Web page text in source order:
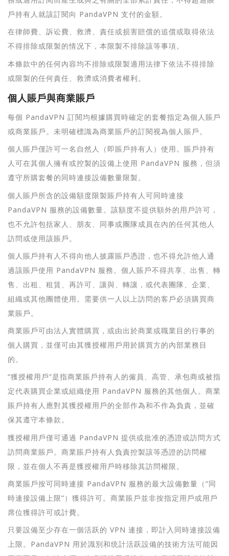
戶持有人就該訂閱向 PandaVPN 支付的金額。
在律師費、訴讼費、救濟、責任或损害賠償的追償或取得依法
不得排除或限製的情况下，本限製不排除該等事項。
本條款中的任何內容均不排除或限製適用法律下依法不得排除
或限製的任何責任、救濟或消費者權利。
個人賬戶與商業賬戶
每個 PandaVPN 訂閱均根據購買時確定的套餐指定為個人賬戶
或商業賬戶。未明確標識為商業賬戶的訂閱视為個人賬戶。
個人賬戶僅許可一名自然人（即賬戶持有人）使用。賬戶持有
人可在其個人擁有或控製的設備上使用 PandaVPN 服務，但須
遵守所購套餐的同時連接設備數量限製。
個人賬戶所含的設備額度限製賬戶持有人可同時連接
PandaVPN 服務的設備數量。該額度不提供額外的用戶許可，
也不允許包括家人、朋友、同事或團隊成員在內的任何其他人
訪問或使用該賬戶。
個人賬戶持有人不得向他人披露賬戶憑證，也不得允許他人通
過該賬戶使用 PandaVPN 服務。個人賬戶不得共享、出售、轉
售、出租、租賃、再許可、讓與、轉讓，或代表團隊、企業、
組織或其他團體使用。需要供一人以上訪問的客戶必須購買商
業賬戶。
商業賬戶可由法人實體購買，或由出於商業或職業目的行事的
個人購買，並僅可由其獲授權用戶用於購買方的內部業務目
的。
“獲授權用戶”是指商業賬戶持有人的僱員、高管、承包商或被指
定代表購買企業或組織使用 PandaVPN 服務的其他個人。商業
賬戶持有人應對其獲授權用戶的全部作為和不作為負責，並確
保其遵守本條款。
獲授權用戶僅可通過 PandaVPN 提供或批准的憑證或訪問方式
訪問商業賬戶。商業賬戶持有人負責控製該等憑證的訪問權
限，並在個人不再是獲授權用戶時移除其訪問權限。
商業賬戶按可同時連接 PandaVPN 服務的最大設備數量（“同
時連接設備上限”）獲得許可。商業賬戶並非按指定用戶或用戶
席位獲得許可或計費。
只要設備至少存在一個活跃的 VPN 連接，即計入同時連接設備
上限。PandaVPN 用於識別和统計活跃設備的技術方法可能因